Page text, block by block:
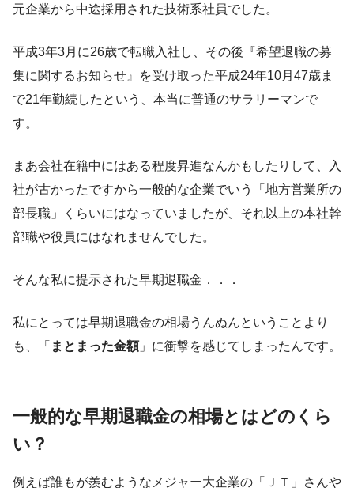
元企業から中途採用された技術系社員でした。
平成3年3月に26歳で転職入社し、その後『希望退職の募
集に関するお知らせ』を受け取った平成24年10月47歳ま
で21年勤続したという、本当に普通のサラリーマンで
す。
まあ会社在籍中にはある程度昇進なんかもしたりして、入
社が古かったですから一般的な企業でいう「地方営業所の
部長職」くらいにはなっていましたが、それ以上の本社幹
部職や役員にはなれませんでした。
そんな私に提示された早期退職金．．．
私にとっては早期退職金の相場うんぬんということより
も、「 まとまった金額」に衝撃を感じてしまったんです。
一般的な早期退職金の相場とはどのくら
い？
例えば誰もが羨むようなメジャー大企業の「ＪＴ」さんや